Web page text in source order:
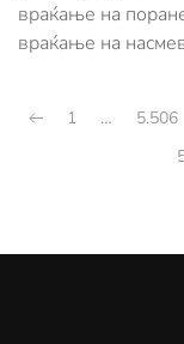
враќање на
враќање на
1 … 5.506